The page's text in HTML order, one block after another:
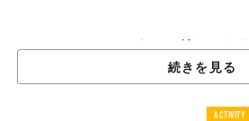
いつまで一緒にい
映像で記録する愛犬
続きを見る
ACTIVITY